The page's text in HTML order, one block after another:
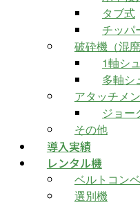
タブ式
チッパ
破砕機（混廃
1軸シ
多軸シ
アタッチメ
ジョー
その他
導入実績
レンタル機
ベルトコン
選別機